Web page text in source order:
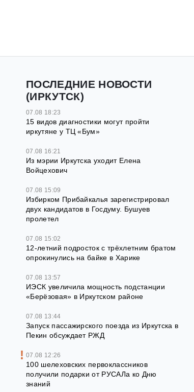
ПОСЛЕДНИЕ НОВОСТИ
(ИРКУТСК)
07.08 18:23
15 видов диагностики могут пройти
иркутяне у ТЦ «Бум»
07.08 16:21
Из мэрии Иркутска уходит Елена
Войцехович
07.08 15:09
Избирком Прибайкалья зарегистрировал
двух кандидатов в Госдуму. Бушуев
пролетел
07.08 15:02
12‑летний подросток с трёхлетним братом
опрокинулись на байке в Харике
07.08 13:57
ИЭСК увеличила мощность подстанции
«Берёзовая» в Иркутском районе
07.08 13:44
Запуск пассажирского поезда из Иркутска в
Пекин обсуждает РЖД
07.08 12:26
100 шелеховских первоклассников
получили подарки от РУСАЛа ко Дню
знаний